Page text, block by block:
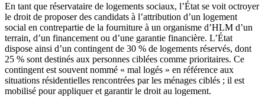
En tant que réservataire de logements sociaux, l’État se voit octroyer
le droit de proposer des candidats à l’attribution d’un logement
social en contrepartie de la fourniture à un organisme d’HLM d’un
terrain, d’un financement ou d’une garantie financière. L’État
dispose ainsi d’un contingent de 30 % de logements réservés, dont
25 % sont destinés aux personnes ciblées comme prioritaires. Ce
contingent est souvent nommé « mal logés » en référence aux
situations résidentielles rencontrées par les ménages ciblés ; il est
mobilisé pour appliquer et garantir le droit au logement.